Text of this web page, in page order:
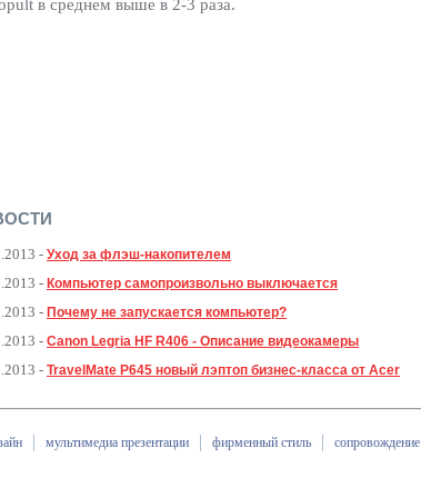
в среднем выше в 2-3 раза.
- Уход за флэш-накопителем
- Компьютер самопроизвольно выключается
- Почему не запускается компьютер?
- Canon Legria HF R406 - Описание видеокамеры
- TravelMate P645 новый лэптоп бизнес-класса от Acer
мультимедиа презентации фирменный стиль сопровождение